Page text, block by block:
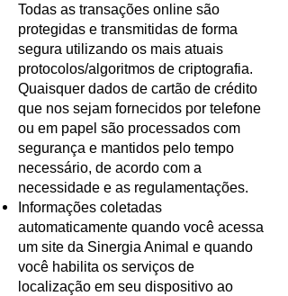
Todas as transações online são
protegidas e transmitidas de forma
segura utilizando os mais atuais
protocolos/algoritmos de criptografia.
Quaisquer dados de cartão de crédito
que nos sejam fornecidos por telefone
ou em papel são processados com
segurança e mantidos pelo tempo
necessário, de acordo com a
necessidade e as regulamentações.
Informações coletadas
automaticamente quando você acessa
um site da Sinergia Animal e quando
você habilita os serviços de
localização em seu dispositivo ao